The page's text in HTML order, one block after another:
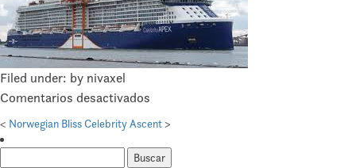
Filed under: by nivaxel
Comentarios desactivados
Celebrity
< Norwegian BlissCelebrity Ascent >